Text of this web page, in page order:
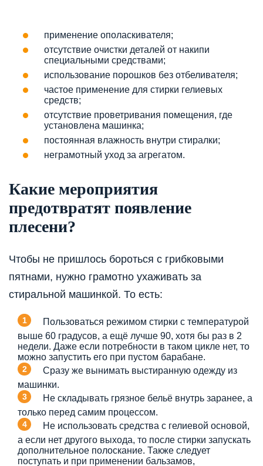
применение ополаскивателя;
отсутствие очистки деталей от накипи
специальными средствами;
использование порошков без отбеливателя;
частое применение для стирки гелиевых
средств;
отсутствие проветривания помещения, где
установлена машинка;
постоянная влажность внутри стиралки;
неграмотный уход за агрегатом.
Какие мероприятия
предотвратят появление
плесени?
Чтобы не пришлось бороться с грибковыми
пятнами, нужно грамотно ухаживать за
стиральной машинкой. То есть:
Пользоваться режимом стирки с температурой
выше 60 градусов, а ещё лучше 90, хотя бы раз в 2
недели. Даже если потребности в таком цикле нет, то
можно запустить его при пустом барабане.
Сразу же вынимать выстиранную одежду из
машинки.
Не складывать грязное бельё внутрь заранее, а
только перед самим процессом.
Не использовать средства с гелиевой основой,
а если нет другого выхода, то после стирки запускать
дополнительное полоскание. Также следует
поступать и при применении бальзамов,